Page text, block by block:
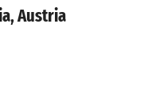
Austria